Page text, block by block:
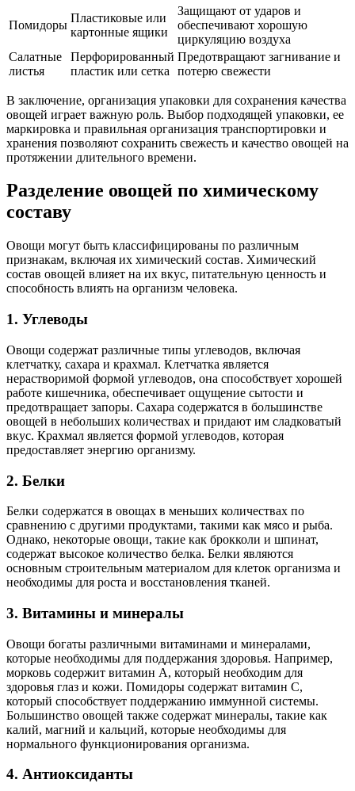
Помидоры
Пластиковые или
картонные ящики
Защищают от ударов и
обеспечивают хорошую
циркуляцию воздуха
Салатные
листья
Перфорированный
пластик или сетка
Предотвращают загнивание и
потерю свежести
В заключение, организация упаковки для сохранения качества
овощей играет важную роль. Выбор подходящей упаковки, ее
маркировка и правильная организация транспортировки и
хранения позволяют сохранить свежесть и качество овощей на
протяжении длительного времени.
Разделение овощей по химическому
составу
Овощи могут быть классифицированы по различным
признакам, включая их химический состав. Химический
состав овощей влияет на их вкус, питательную ценность и
способность влиять на организм человека.
1. Углеводы
Овощи содержат различные типы углеводов, включая
клетчатку, сахара и крахмал. Клетчатка является
нерастворимой формой углеводов, она способствует хорошей
работе кишечника, обеспечивает ощущение сытости и
предотвращает запоры. Сахара содержатся в большинстве
овощей в небольших количествах и придают им сладковатый
вкус. Крахмал является формой углеводов, которая
предоставляет энергию организму.
2. Белки
Белки содержатся в овощах в меньших количествах по
сравнению с другими продуктами, такими как мясо и рыба.
Однако, некоторые овощи, такие как брокколи и шпинат,
содержат высокое количество белка. Белки являются
основным строительным материалом для клеток организма и
необходимы для роста и восстановления тканей.
3. Витамины и минералы
Овощи богаты различными витаминами и минералами,
которые необходимы для поддержания здоровья. Например,
морковь содержит витамин А, который необходим для
здоровья глаз и кожи. Помидоры содержат витамин C,
который способствует поддержанию иммунной системы.
Большинство овощей также содержат минералы, такие как
калий, магний и кальций, которые необходимы для
нормального функционирования организма.
4. Антиоксиданты